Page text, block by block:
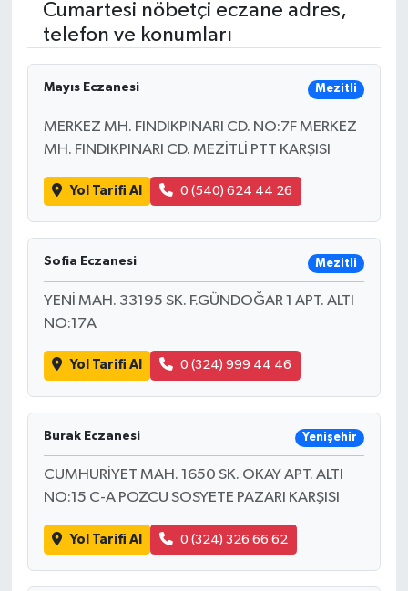
Cumartesi nöbetçi eczane adres,
telefon ve konumları
Mayıs Eczanesi Mezitli
MERKEZ MH. FINDIKPINARI CD. NO:7F MERKEZ
MH. FINDIKPINARI CD. MEZİTLİ PTT KARŞISI
Yol Tarifi Al 0 (540) 624 44 26
Sofia Eczanesi Mezitli
YENİ MAH. 33195 SK. F.GÜNDOĞAR 1 APT. ALTI
NO:17A
Yol Tarifi Al 0 (324) 999 44 46
Burak Eczanesi Yenişehir
CUMHURİYET MAH. 1650 SK. OKAY APT. ALTI
NO:15 C-A POZCU SOSYETE PAZARI KARŞISI
Yol Tarifi Al 0 (324) 326 66 62
RESMİ İLANLAR